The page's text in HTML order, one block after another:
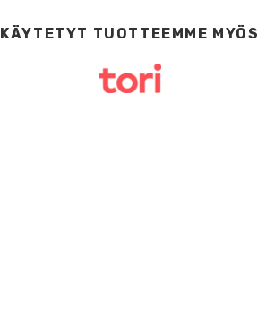
KÄYTETYT TUOTTEEMME MYÖS